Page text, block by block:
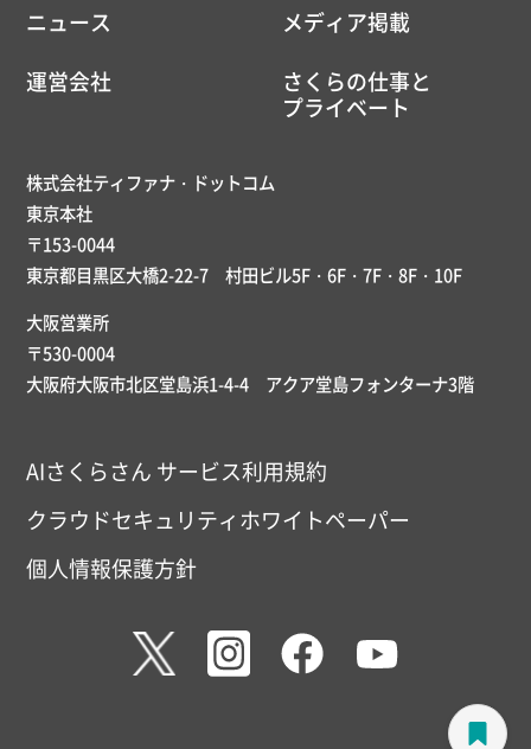
ニュース
メディア掲載
運営会社
さくらの仕事と
プライベート
株式会社ティファナ・ドットコム
東京本社
〒153-0044
東京都目黒区大橋2-22-7 村田ビル5F・6F・7F・8F・10F
大阪営業所
〒530-0004
大阪府大阪市北区堂島浜1-4-4 アクア堂島フォンターナ3階
AIさくらさん サービス利用規約
クラウドセキュリティホワイトペーパー
個人情報保護方針